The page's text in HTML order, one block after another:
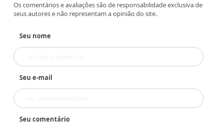
Os comentários e avaliações são de responsabilidade exclusiva de
seus autores e não representam a opinião do site.
Seu nome
Seu e-mail
Seu comentário